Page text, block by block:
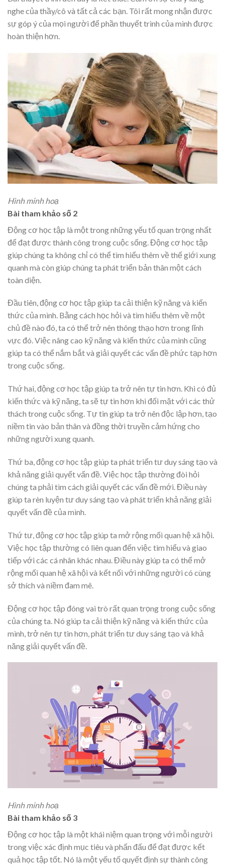
nghe của thầy/cô và tất cả các bạn. Tôi rất mong nhận được
sự góp ý của mọi người để phần thuyết trình của mình được
hoàn thiện hơn.
Hình minh hoạ
Bài tham khảo số 2
Động cơ học tập là một trong những yếu tố quan trọng nhất
để đạt được thành công trong cuộc sống. Động cơ học tập
giúp chúng ta không chỉ có thể tìm hiểu thêm về thế giới xung
quanh mà còn giúp chúng ta phát triển bản thân một cách
toàn diện.
Đầu tiên, động cơ học tập giúp ta cải thiện kỹ năng và kiến
thức của mình. Bằng cách học hỏi và tìm hiểu thêm về một
chủ đề nào đó, ta có thể trở nên thông thạo hơn trong lĩnh
vực đó. Việc nâng cao kỹ năng và kiến thức của mình cũng
giúp ta có thể nắm bắt và giải quyết các vấn đề phức tạp hơn
trong cuộc sống.
Thứ hai, động cơ học tập giúp ta trở nên tự tin hơn. Khi có đủ
kiến thức và kỹ năng, ta sẽ tự tin hơn khi đối mặt với các thử
thách trong cuộc sống. Tự tin giúp ta trở nên độc lập hơn, tạo
niềm tin vào bản thân và đồng thời truyền cảm hứng cho
những người xung quanh.
Thứ ba, động cơ học tập giúp ta phát triển tư duy sáng tạo và
khả năng giải quyết vấn đề. Việc học tập thường đòi hỏi
chúng ta phải tìm cách giải quyết các vấn đề mới. Điều này
giúp ta rèn luyện tư duy sáng tạo và phát triển khả năng giải
quyết vấn đề của mình.
Thứ tư, động cơ học tập giúp ta mở rộng mối quan hệ xã hội.
Việc học tập thường có liên quan đến việc tìm hiểu và giao
tiếp với các cá nhân khác nhau. Điều này giúp ta có thể mở
rộng mối quan hệ xã hội và kết nối với những người có cùng
sở thích và niềm đam mê.
Động cơ học tập đóng vai trò rất quan trọng trong cuộc sống
của chúng ta. Nó giúp ta cải thiện kỹ năng và kiến thức của
mình, trở nên tự tin hơn, phát triển tư duy sáng tạo và khả
năng giải quyết vấn đề.
Hình minh hoạ
Bài tham khảo số 3
Động cơ học tập là một khái niệm quan trọng với mỗi người
trong việc xác định mục tiêu và phấn đấu để đạt được kết
quả học tập tốt. Nó là một yếu tố quyết định sự thành công